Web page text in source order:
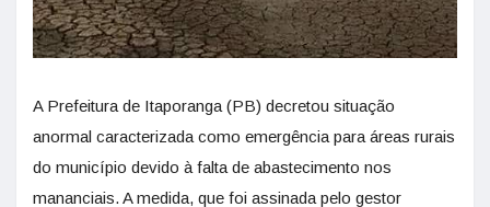
A Prefeitura de Itaporanga (PB) decretou situação
anormal caracterizada como emergência para áreas rurais
do município devido à falta de abastecimento nos
mananciais. A medida, que foi assinada pelo gestor